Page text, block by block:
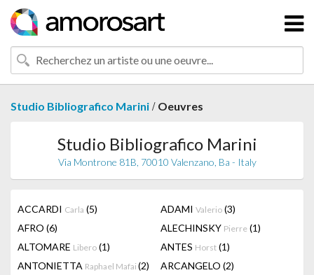
Studio Bibliografico Marini / Oeuvres
Studio Bibliografico Marini
Via Montrone 81B, 70010 Valenzano, Ba - Italy
ACCARDI Carla (5) ADAMI Valerio (3)
AFRO (6) ALECHINSKY Pierre (1)
ALTOMARE Libero (1) ANTES Horst (1)
ANTONIETTA Raphael Mafai (2) ARCANGELO (2)